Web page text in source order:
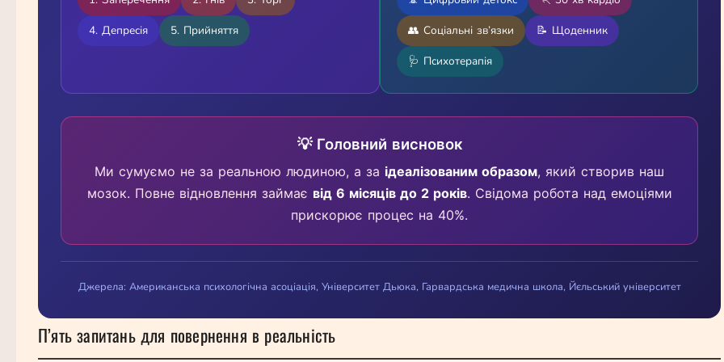
4. Депресія
5. Прийняття
👥 Соціальні зв’язки
📝 Щоденник
🩺 Психотерапія
💡 Головний висновок
Ми сумуємо не за реальною людиною, а за ідеалізованим образом, який створив наш
мозок. Повне відновлення займає від 6 місяців до 2 років. Свідома робота над емоціями
прискорює процес на 40%.
Джерела: Американська психологічна асоціація, Університет Дьюка, Гарвардська медична школа, Йєльський університет
П’ять запитань для повернення в реальність